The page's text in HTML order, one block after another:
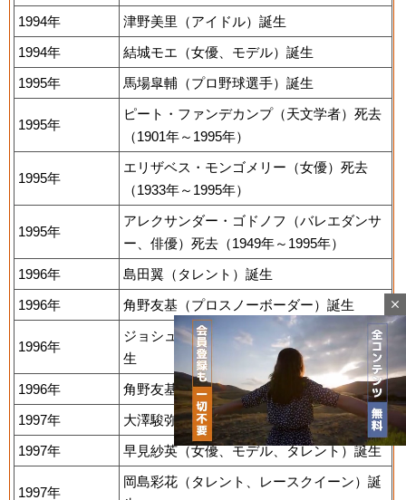
1994年
津野美里（アイドル）誕生
1994年
結城モエ（女優、モデル）誕生
1995年
馬場皐輔（プロ野球選手）誕生
1995年
ピート・ファンデカンプ（天文学者）死去
（1901年～1995年）
1995年
エリザベス・モンゴメリー（女優）死去
（1933年～1995年）
1995年
アレクサンダー・ゴドノフ（バレエダンサ
ー、俳優）死去（1949年～1995年）
1996年
島田翼（タレント）誕生
1996年
角野友基（プロスノーボーダー）誕生
1996年
ジョシュ・フレミング（プロ野球選手）誕
生
1996年
角野友基（プロスノーボーダー）誕生
1997年
大澤駿弥（歌手）誕生
1997年
早見紗英（女優、モデル、タレント）誕生
1997年
岡島彩花（タレント、レースクイーン）誕
close